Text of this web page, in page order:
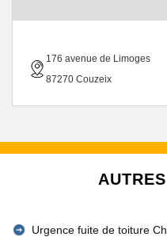
176 avenue de Limoges
87270 Couzeix
Urgence fuite de toiture